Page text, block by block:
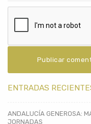
ENTRADAS
ANDALUCÍA GENEROSA:
JORNADAS